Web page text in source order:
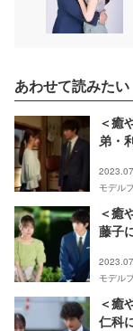
あわせて読みたい
＜癒
弟・
モデル
＜癒
藤子
モデル
＜癒
仁科